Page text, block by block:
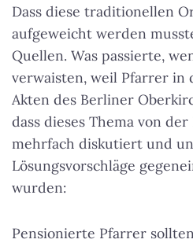
Dass diese traditionellen
aufgeweicht werden
Quellen. Was passierte,
verwaisten, weil Pfarrer in
Akten des Berliner
dass dieses Thema von
mehrfach diskutiert und
Lösungsvorschläge
wurden:
Pensionierte Pfarrer